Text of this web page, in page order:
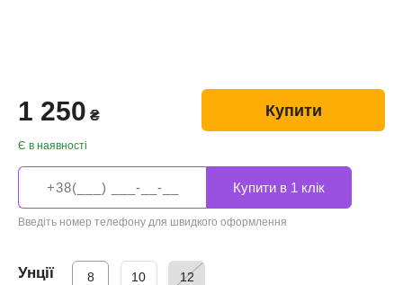
1 250 ₴
Є в наявності
Купити
Введіть номер телефону для швидкого оформлення
Унції 8 10 12